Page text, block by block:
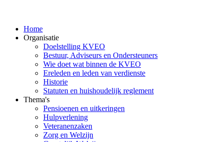
Home
Organisatie
Doelstelling KVEO
Bestuur, Adviseurs en Ondersteuners
Wie doet wat binnen de KVEO
Ereleden en leden van verdienste
Historie
Statuten en huishoudelijk reglement
Thema's
Pensioenen en uitkeringen
Hulpverlening
Veteranenzaken
Zorg en Welzijn